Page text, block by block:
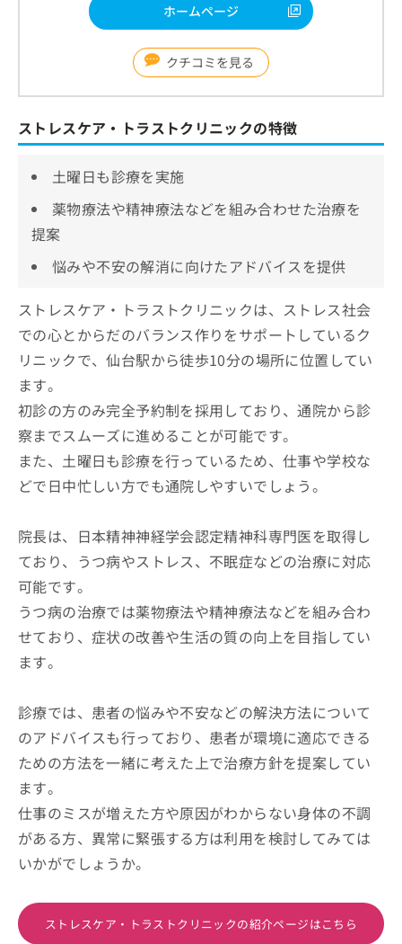
ホームページ
クチコミを見る
ストレスケア・トラストクリニックの特徴
土曜日も診療を実施
薬物療法や精神療法などを組み合わせた治療を
提案
悩みや不安の解消に向けたアドバイスを提供
ストレスケア・トラストクリニックは、ストレス社会
での心とからだのバランス作りをサポートしているク
リニックで、仙台駅から徒歩10分の場所に位置してい
ます。
初診の方のみ完全予約制を採用しており、通院から診
察までスムーズに進めることが可能です。
また、土曜日も診療を行っているため、仕事や学校な
どで日中忙しい方でも通院しやすいでしょう。
院長は、日本精神神経学会認定精神科専門医を取得し
ており、うつ病やストレス、不眠症などの治療に対応
可能です。
うつ病の治療では薬物療法や精神療法などを組み合わ
せており、症状の改善や生活の質の向上を目指してい
ます。
診療では、患者の悩みや不安などの解決方法について
のアドバイスも行っており、患者が環境に適応できる
ための方法を一緒に考えた上で治療方針を提案してい
ます。
仕事のミスが増えた方や原因がわからない身体の不調
がある方、異常に緊張する方は利用を検討してみては
いかがでしょうか。
ストレスケア・トラストクリニックの紹介ページはこちら